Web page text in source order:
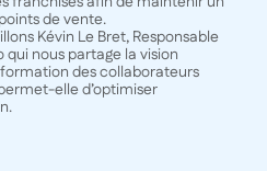
de vente.
Kévin Le Bret, Responsable
nous partage la vision
des collaborateurs
elle d’optimiser